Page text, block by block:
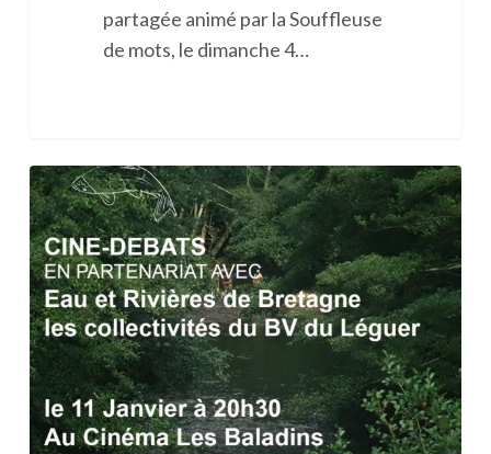
partagée animé par la Souffleuse
de mots, le dimanche 4…
Ciné
débat
/
projection
du
film
« La
Rivière »